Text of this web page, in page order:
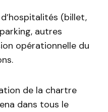
(billet,
autres
opérationnelle du
de la chartre
dans tous le